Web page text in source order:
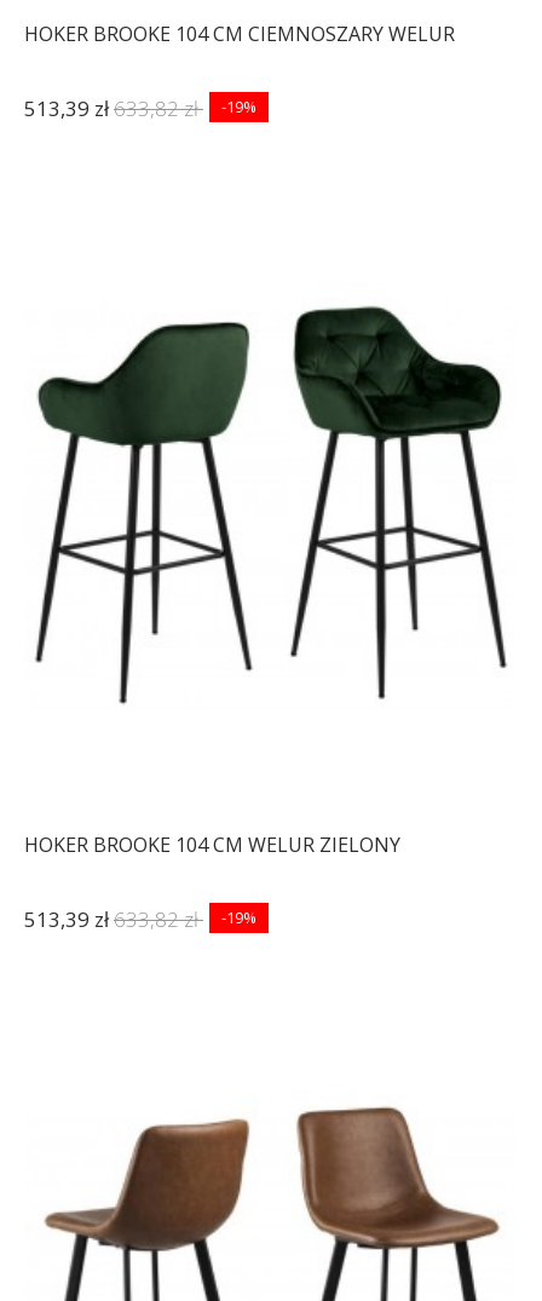
HOKER BROOKE 104 CM CIEMNOSZARY WELUR
513,39 zł633,82 zł -19%
HOKER BROOKE 104 CM WELUR ZIELONY
513,39 zł633,82 zł -19%